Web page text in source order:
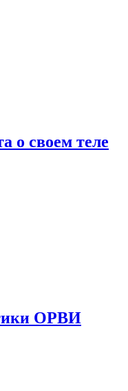
о своем теле
ОРВИ